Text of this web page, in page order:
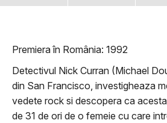
Premiera în România: 1992
Detectivul Nick Curran (Michael
din San Francisco, investigheaza
vedete rock si descopera ca
de 31 de ori de o femeie cu care